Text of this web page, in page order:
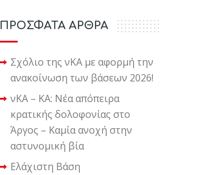
ΠΡΟΣΦΑΤΑ ΑΡΘΡΑ
Σχόλιο της νΚΑ με αφορμή την
ανακοίνωση των βάσεων 2026!
νΚΑ – ΚΑ: Νέα απόπειρα
κρατικής δολοφονίας στο
Άργος – Καμία ανοχή στην
αστυνομική βία
Ελάχιστη Βάση